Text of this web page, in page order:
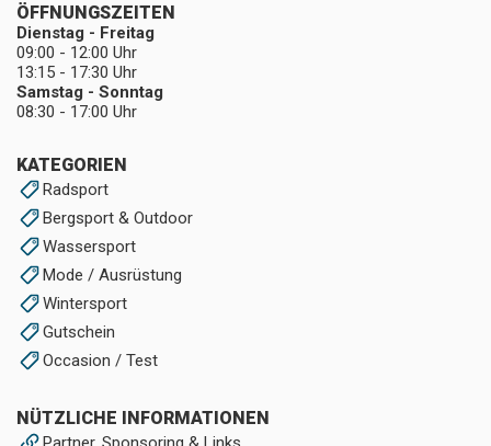
KATEGORIEN
Radsport
Bergsport & Outdoor
Wassersport
Mode / Ausrüstung
Wintersport
Gutschein
Occasion / Test
NÜTZLICHE INFORMATIONEN
ÖFFNUNGSZEITEN
Dienstag - Freitag
09:00 - 12:00 Uhr
13:15 - 17:30 Uhr
Samstag - Sonntag
08:30 - 17:00 Uhr